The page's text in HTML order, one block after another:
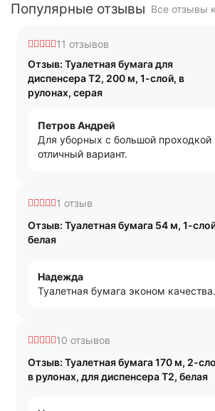
Популярные отзывы Все отзывы
11 отзывов
Отзыв: Туалетная бумага для
диспенсера T2, 200 м, 1-слой, в
рулонах, серая
Петров Андрей
Для уборных с большой проходкой
отличный вариант.
1 отзыв
Отзыв: Туалетная бумага 54 м, 1-
белая
Надежда
Туалетная бумага эконом качества.
10 отзывов
Отзыв: Туалетная бумага 170 м, 2-
в рулонах, для диспенсера T2, белая